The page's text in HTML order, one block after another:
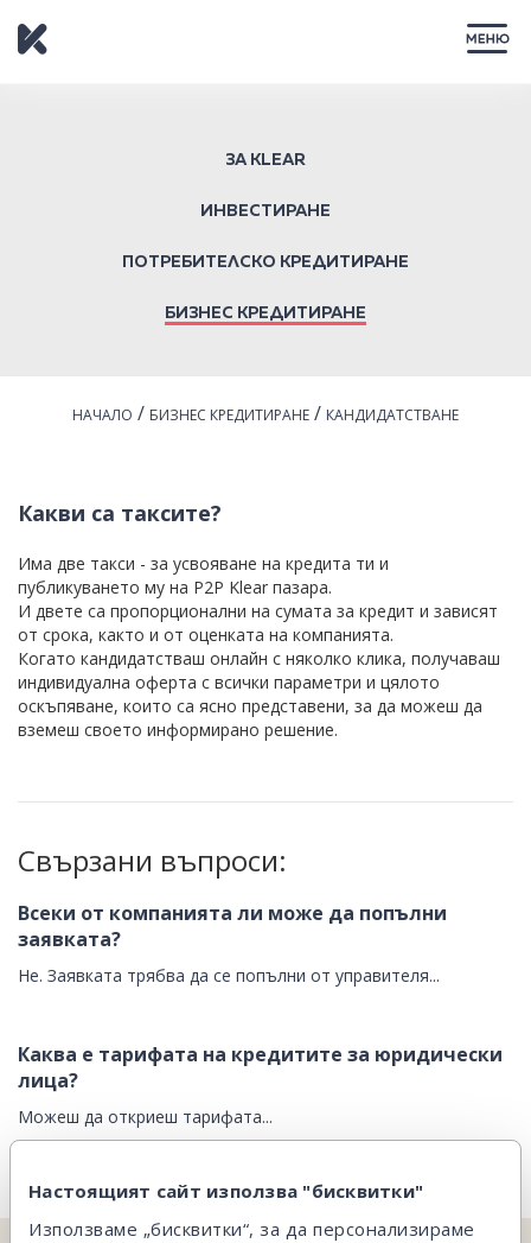
Настоящият сайт използва "бисквитки"
Използваме „бисквитки“, за да персонализираме
ЗА KLEAR
ИНВЕСТИРАНЕ
ПОТРЕБИТЕЛСКО КРЕДИТИРАНЕ
БИЗНЕС КРЕДИТИРАНЕ
НАЧАЛО / БИЗНЕС КРЕДИТИРАНЕ / КАНДИДАТСТВАНЕ
Какви са таксите?
Има две такси - за усвояване на кредита ти и
публикуването му на P2P Klear пазара.
И двете са пропорционални на сумата за кредит и зависят
от срока, както и от оценката на компанията.
Когато кандидатстваш онлайн с няколко клика, получаваш
индивидуална оферта с всички параметри и цялото
оскъпяване, които са ясно представени, за да можеш да
вземеш своето информирано решение.
Свързани въпроси:
Всеки от компанията ли може да попълни
заявката?
Не. Заявката трябва да се попълни от управителя...
Каква е тарифата на кредитите за юридически
лица?
Можеш да откриеш тарифата...